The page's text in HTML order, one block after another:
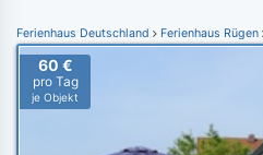
Ferienhaus Deutschland Ferienhaus Rügen
60 €
pro Tag
je Objekt